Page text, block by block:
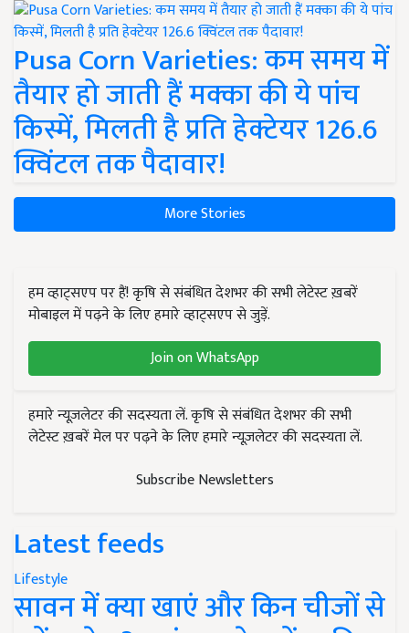
Pusa Corn Varieties: कम समय में
तैयार हो जाती हैं मक्का की ये पांच
किस्में, मिलती है प्रति हेक्टेयर 126.6
क्विंटल तक पैदावार!
More Stories
हम व्हाट्सएप पर हैं! कृषि से संबंधित देशभर की सभी लेटेस्ट ख़बरें
मोबाइल में पढ़ने के लिए हमारे व्हाट्सएप से जुड़ें.
Join on WhatsApp
हमारे न्यूज़लेटर की सदस्यता लें. कृषि से संबंधित देशभर की सभी
लेटेस्ट ख़बरें मेल पर पढ़ने के लिए हमारे न्यूज़लेटर की सदस्यता लें.
Subscribe Newsletters
Latest feeds
Lifestyle
सावन में क्या खाएं और किन चीजों से